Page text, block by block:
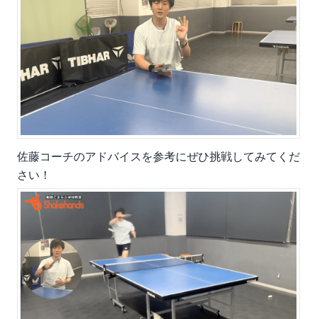
佐藤コーチのアドバイスを参考にぜひ挑戦してみてくだ
さい！